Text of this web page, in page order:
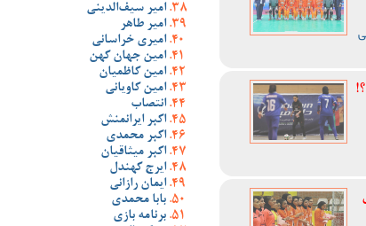
امیر سیف‌الدینی
امیر طاهر
امیری خراسانی
امین جهان کهن
امین کاظمیان
امین کاویانی
انتصاب
اکبر ایرانمنش
اکبر محمدی
اکبر میثاقیان
ایرج کهندل
ایمان رازانی
بابا محمدی
برنامه بازی